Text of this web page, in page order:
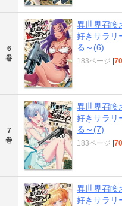
6
巻
異世界召喚
好きサラリ
る～(6)
183ページ
7
巻
異世界召喚
好きサラリ
る～(7)
183ページ
異世界召喚
好きサラリ